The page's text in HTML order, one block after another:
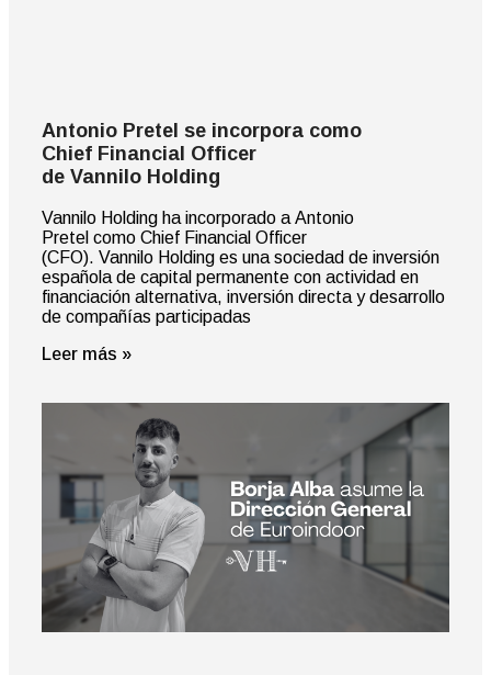
Antonio Pretel se incorpora como
Chief Financial Officer
de Vannilo Holding
Vannilo Holding ha incorporado a Antonio
Pretel como Chief Financial Officer
(CFO). Vannilo Holding es una sociedad de inversión
española de capital permanente con actividad en
financiación alternativa, inversión directa y desarrollo
de compañías participadas
Leer más »